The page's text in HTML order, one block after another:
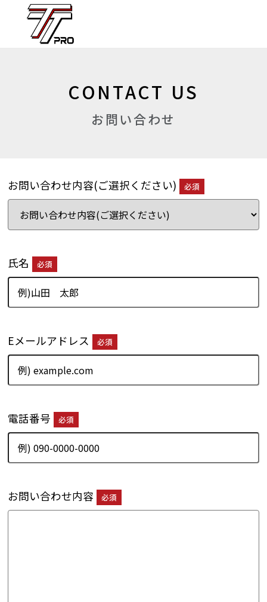
CONTACT US
お問い合わせ
お問い合わせ内容(ご選択ください) 必須
氏名 必須
Eメールアドレス 必須
電話番号 必須
お問い合わせ内容 必須